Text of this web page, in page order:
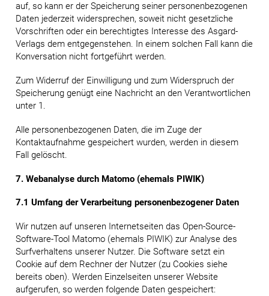
auf, so kann er der Speicherung seiner personenbezogenen
Daten jederzeit widersprechen, soweit nicht gesetzliche
Vorschriften oder ein berechtigtes Interesse des Asgard-
Verlags dem entgegenstehen. In einem solchen Fall kann die
Konversation nicht fortgeführt werden.
Zum Widerruf der Einwilligung und zum Widerspruch der
Speicherung genügt eine Nachricht an den Verantwortlichen
unter 1.
Alle personenbezogenen Daten, die im Zuge der
Kontaktaufnahme gespeichert wurden, werden in diesem
Fall gelöscht.
7. Webanalyse durch Matomo (ehemals PIWIK)
7.1 Umfang der Verarbeitung personenbezogener Daten
Wir nutzen auf unseren Internetseiten das Open-Source-
Software-Tool Matomo (ehemals PIWIK) zur Analyse des
Surfverhaltens unserer Nutzer. Die Software setzt ein
Cookie auf dem Rechner der Nutzer (zu Cookies siehe
bereits oben). Werden Einzelseiten unserer Website
aufgerufen, so werden folgende Daten gespeichert: